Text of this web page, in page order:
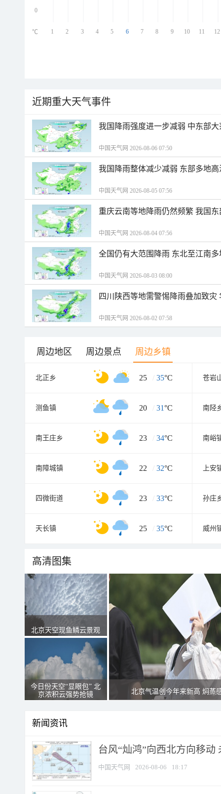
0
1 2 3 4 5 6 7 8 9 10 11 12
℃
近期重大天气事件
我国降雨强度进一步减弱 中东部
中国天气网 2026-08-06 07:50
我国降雨整体减少减弱 东部多地
中国天气网 2026-08-05 07:56
重庆云南等地降雨仍然频繁 我国
中国天气网 2026-08-04 07:56
全国仍有大范围降雨 东北至江南
中国天气网 2026-08-03 08:00
四川陕西等地需警惕降雨叠加致
中国天气网 2026-08-02 07:58
周边地区 周边景点 周边乡镇
北正乡 25 / 35°C 苍岩
测鱼镇 20 / 31°C 南陉
南王庄乡 23 / 34°C 南峪
南障城镇 22 / 32°C 上安
四微街道 23 / 33°C 孙庄
天长镇 25 / 35°C 威州
高清图集
北京天空现鱼鳞云景观
今日份天空“显眼包” 北
京浓积云强势抢镜
北京气温创今年来新高 焖蒸
新闻资讯
台风“灿鸿”向西北方向移动
中国天气网 2026-08-06 18:17